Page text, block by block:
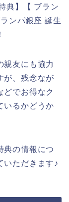
典】【 ブラン
ンパ銀座 誕生
親友にも協力
が、残念なが
どでお得なク
いるかどうか
典の情報につ
いただきます♪